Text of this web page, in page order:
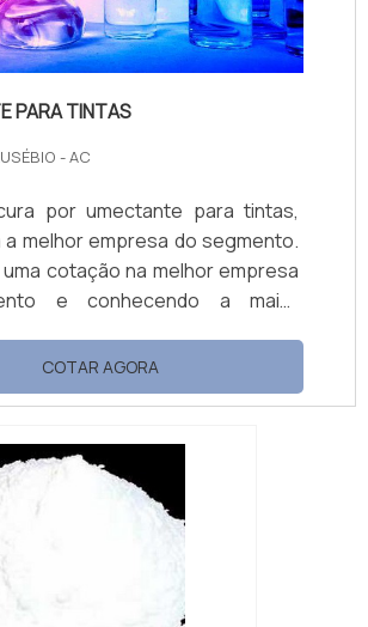
PARA TINTAS
- AC
por umectante para tintas,
melhor empresa do segmento.
uma cotação na melhor empresa
e conhecendo a maior
SOBRE UMECTANTE
quer achar
encontra na Petrowan.
base multiuso e limpa piso e
oferecendo o que há de melhor
COTAR AGORA